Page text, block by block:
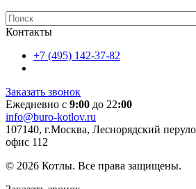
Контакты
+7 (495) 142-37-82
Заказать звонок
Ежедневно с 9:00 до 22:00
info@buro-kotlov.ru
107140, г.Москва, Леснорядский
офис 112
© 2026 Котлы. Все права защищены.